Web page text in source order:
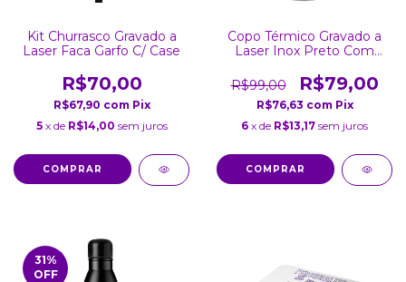
Kit Churrasco Gravado a
Laser Faca Garfo C/ Case
R$70,00
R$67,90 com Pix
5 x de R$14,00 sem juros
Copo Térmico Gravado a
Laser Inox Preto Com
R$99,00
R$79,00
R$76,63 com Pix
6 x de R$13,17 sem juros
31%
OFF